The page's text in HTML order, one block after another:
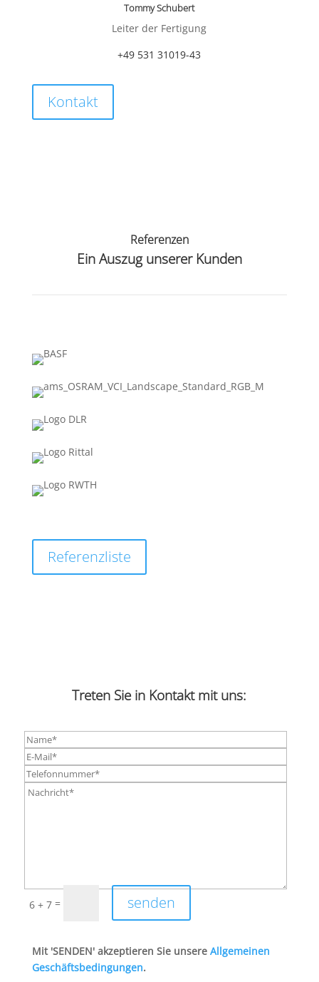
Tommy Schubert
Leiter der Fertigung
+49 531 31019-43
Kontakt
Referenzen
Ein Auszug unserer Kunden
Referenzliste
Treten Sie in Kontakt mit uns:
6 + 7 = senden
Mit 'SENDEN' akzeptieren Sie unsere Allgemeinen
Geschäftsbedingungen.